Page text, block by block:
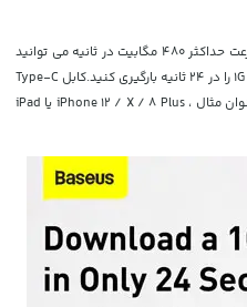
از کابل CATLYS-C02 برای انتقال داده با سرعت حداکثر 480 مگابیت در ثانیه می توانید
استفاده کنید.با این کار می توانید یک فیلم 1G را در 24 ثانیه بارگیری کنید.کابل Type-C
با تمام دستگاه های اپل سازگار است ، به عنوان مثال ، iPhone 12 / X / 8 Plus یا iPad